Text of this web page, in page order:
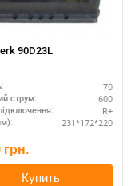
90D23L
70
струм: 600
R+
231*172*220
грн.
Купить